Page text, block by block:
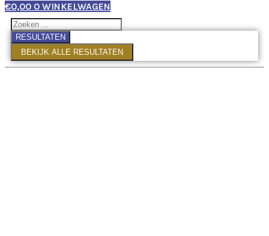
€0,00 0 WINKELWAGEN
RESULTATEN
BEKIJK ALLE RESULTATEN